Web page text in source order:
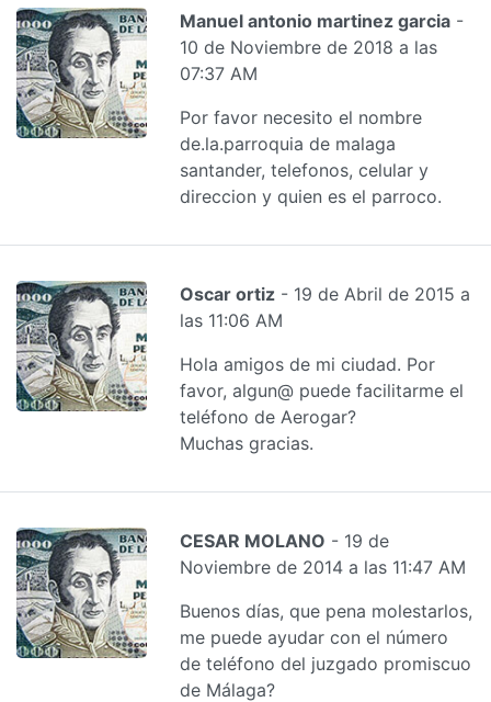
Manuel antonio martinez garcia -
10 de Noviembre de 2018 a las
07:37 AM
Por favor necesito el nombre
de.la.parroquia de malaga
santander, telefonos, celular y
direccion y quien es el parroco.
Oscar ortiz - 19 de Abril de 2015 a
las 11:06 AM
Hola amigos de mi ciudad. Por
favor, algun@ puede facilitarme el
teléfono de Aerogar?
Muchas gracias.
CESAR MOLANO - 19 de
Noviembre de 2014 a las 11:47 AM
Buenos días, que pena molestarlos,
me puede ayudar con el número
de teléfono del juzgado promiscuo
de Málaga?